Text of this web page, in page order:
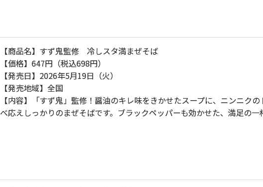
【商品名】すず鬼監修 冷しスタ満まぜそば
【価格】647円（税込698円）
【発売日】2026年5月19日（火）
【発売地域】全国
【内容】「すず鬼」監修！醤油のキレ味をきかせたスープに、ニンニク
べ応えしっかりのまぜそばです。ブラックペッパーも効かせた、満足の一